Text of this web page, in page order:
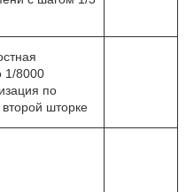
1/8000
по
шторке